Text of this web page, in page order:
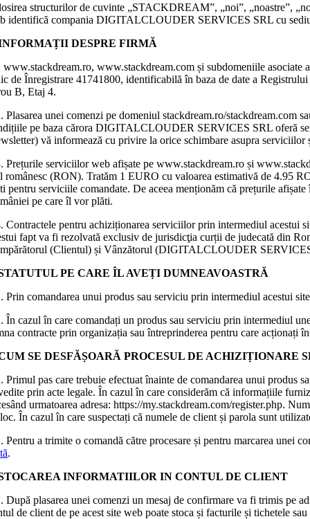
structurilor de cuvinte „STACKDREAM”, „noi”, „noastre”,
identifică compania DIGITALCLOUDER SERVICES SRL cu
DESPRE FIRMĂ
www.stackdream.ro, www.stackdream.com și subdomeniile
de Înregistrare 41741800, identificabilă în baza de date a
B, Etaj 4.
Plasarea unei comenzi pe domeniul stackdream.ro/stackdream.com
pe baza cărora DIGITALCLOUDER SERVICES SRL oferă
vă informează cu privire la orice schimbare asupra
Prețurile serviciilor web afișate pe www.stackdream.ro și
românesc (RON). Tratăm 1 EURO cu valoarea estimativă de 4.95
pentru serviciile comandate. De aceea menționăm că prețurile
pe care îl vor plăti.
Contractele pentru achiziționarea serviciilor prin intermediul acestui
fapt va fi rezolvată exclusiv de jurisdicţia curții de judecată din
(Clientul) și Vânzătorul (DIGITALCLOUDER
PE CARE ÎL AVEȚI DUMNEAVOASTRĂ
Prin comandarea unui produs sau serviciu prin intermediul acestui
În cazul în care comandați un produs sau serviciu prin intermediul
contracte prin organizația sau întreprinderea pentru care acționați
SE DESFĂȘOARĂ PROCESUL DE ACHIZIȚIONARE
Primul pas care trebuie efectuat înainte de comandarea unui produs
prin acte legale. În cazul în care considerăm că informațiile
urmatoarea adresa: https://my.stackdream.com/register.php.
În cazul în care suspectați că numele de client și parola sunt
Pentru a trimite o comandă către procesare și pentru marcarea
.
INFORMATIILOR IN CONTUL DE CLIENT
După plasarea unei comenzi un mesaj de confirmare va fi trimis pe
de client de pe acest site web poate stoca și facturile și tichetele